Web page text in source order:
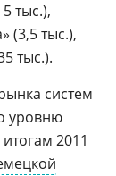
тыс.),
(3,5 тыс.),
тыс.).
систем
уровню
2011